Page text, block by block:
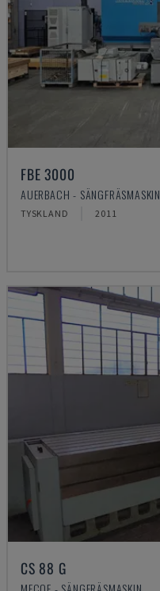
FBE 3000
AUERBACH - SÄNGFRÄSMASKIN
TYSKLAND 2011
CS 88 G